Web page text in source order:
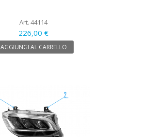
Art. 44114
226,00 €
AGGIUNGI AL CARRELLO